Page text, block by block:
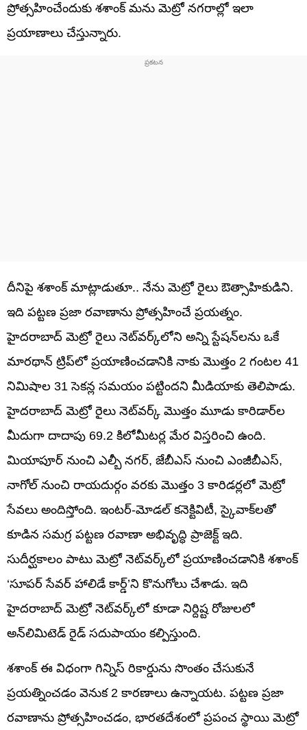
ప్రోత్సహించేందుకు శశాంక్‌ మను మెట్రో నగరాల్లో ఇలా
ప్రయాణాలు చేస్తున్నారు.
దీనిపై శశాంక్‌ మాట్లాడుతూ.. నేను మెట్రో రైలు ఔత్సాహికుడిని.
ఇది పట్టణ ప్రజా రవాణాను ప్రోత్సహించే ప్రయత్నం.
హైదరాబాద్ మెట్రో రైలు నెట్‌వర్క్‌లోని అన్ని స్టేషన్‌లను ఒకే
మారథాన్ ట్రిప్‌లో ప్రయాణించడానికి నాకు మొత్తం 2 గంటల 41
నిమిషాల 31 సెకన్ల సమయం పట్టిందని మీడియాకు తెలిపాడు.
హైదరాబాద్ మెట్రో రైలు నెట్‌వర్క్ మొత్తం మూడు కారిడార్‌ల
మీదుగా దాదాపు 69.2 కిలోమీటర్ల మేర విస్తరించి ఉంది.
మియాపూర్ నుంచి ఎల్బీ నగర్, జేబీఎస్‌ నుంచి ఎంజీబీఎస్‌,
నాగోల్ నుంచి రాయదుర్గం వరకు మొత్తం 3 కారిడర్లలో మెట్రో
సేవలు అందిస్తోంది. ఇంటర్-మోడల్ కనెక్టివిటీ, స్కైవాక్‌లతో
కూడిన సమగ్ర పట్టణ రవాణా అభివృద్ధి ప్రాజెక్ట్ ఇది.
సుదీర్ఘకాలం పాటు మెట్రో నెట్‌వర్క్‌లో ప్రయాణించడానికి శశాంక్
‘సూపర్ సేవర్ హాలిడే కార్డ్’ని కొనుగోలు చేశాడు. ఇది
హైదరాబాద్ మెట్రో నెట్‌వర్క్‌లో కూడా నిర్దిష్ట రోజులలో
అన్‌లిమిటెడ్‌ రైడ్‌ సదుపాయం కల్పిస్తుంది.
శశాంక్ ఈ విధంగా గిన్నిస్‌ రికార్డును సొంతం చేసుకునే
ప్రయత్నించడం వెనుక 2 కారణాలు ఉన్నాయట. పట్టణ ప్రజా
రవాణాను ప్రోత్సహించడం, భారతదేశంలో ప్రపంచ స్థాయి మెట్రో